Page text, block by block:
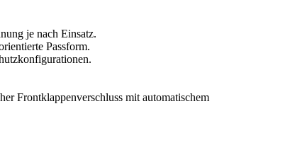
je nach Einsatz.
Passform.
Frontklappenverschluss mit automatischem